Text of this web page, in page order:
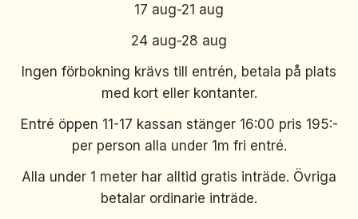
17 aug-21 aug
24 aug-28 aug
Ingen förbokning krävs till entrén, betala på plats
med kort eller kontanter.
Entré öppen 11-17 kassan stänger 16:00 pris 195:-
per person alla under 1m fri entré.
Alla under 1 meter har alltid gratis inträde. Övriga
betalar ordinarie inträde.